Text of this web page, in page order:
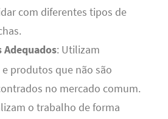
com diferentes tipos de
Adequados: Utilizam
produtos que não são
no mercado comum.
o trabalho de forma